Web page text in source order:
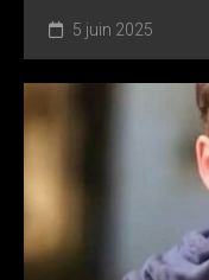
5 juin 2025